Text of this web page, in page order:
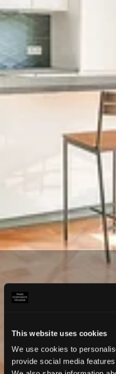
This website uses cookies
We use cookies to
provide social media